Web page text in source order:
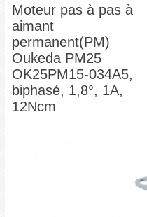
Moteur pas à pas à aimant
biphasé, 1,8°, 1A, 12Ncm
Moteur pas à pas à
aimant
permanent(PM)
Oukeda PM25
OK25PM15-034A5,
biphasé, 1,8°, 1A,
12Ncm